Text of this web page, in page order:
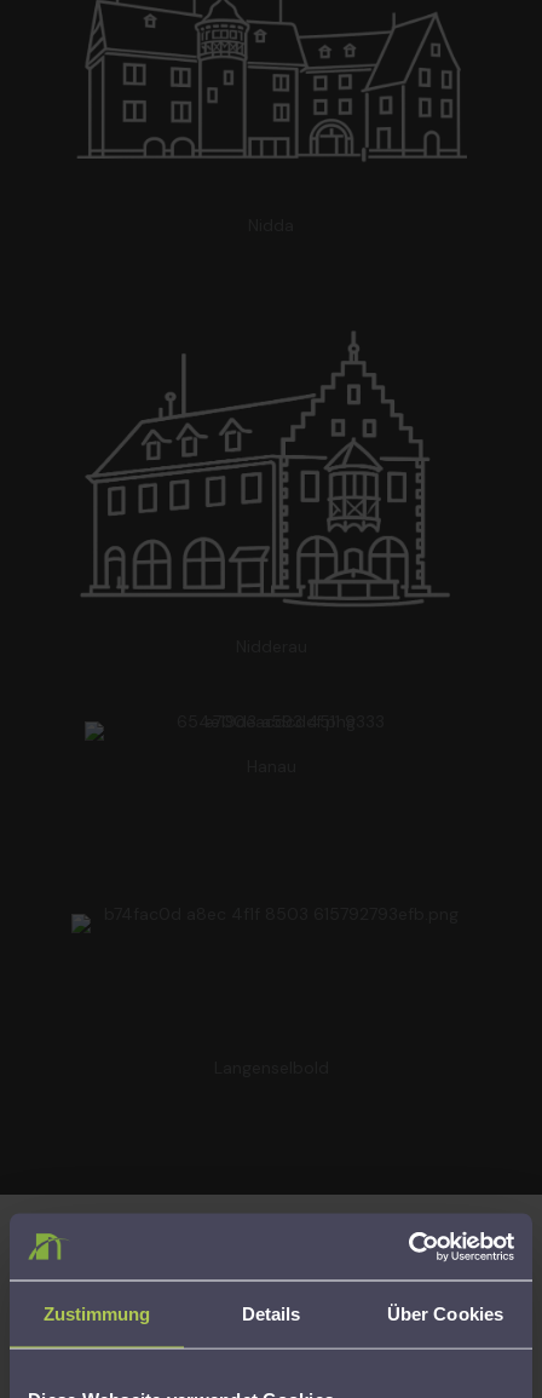
Zustimmung Details Über Cookies
Kompetenz, Sicherheit und Transparenz
Kompetenz, Sicherheit und Transparenz Unsere
Beratungsleistungen erfolgen auf Grundlage der gesetzlichen